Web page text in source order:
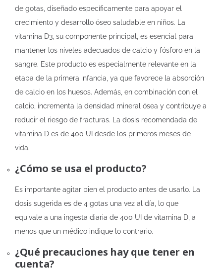
de gotas, diseñado específicamente para apoyar el
crecimiento y desarrollo óseo saludable en niños. La
vitamina D3, su componente principal, es esencial para
mantener los niveles adecuados de calcio y fósforo en la
sangre. Este producto es especialmente relevante en la
etapa de la primera infancia, ya que favorece la absorción
de calcio en los huesos. Además, en combinación con el
calcio, incrementa la densidad mineral ósea y contribuye a
reducir el riesgo de fracturas. La dosis recomendada de
vitamina D es de 400 UI desde los primeros meses de
vida.
¿Cómo se usa el producto?
Es importante agitar bien el producto antes de usarlo. La
dosis sugerida es de 4 gotas una vez al día, lo que
equivale a una ingesta diaria de 400 UI de vitamina D, a
menos que un médico indique lo contrario.
¿Qué precauciones hay que tener en
cuenta?